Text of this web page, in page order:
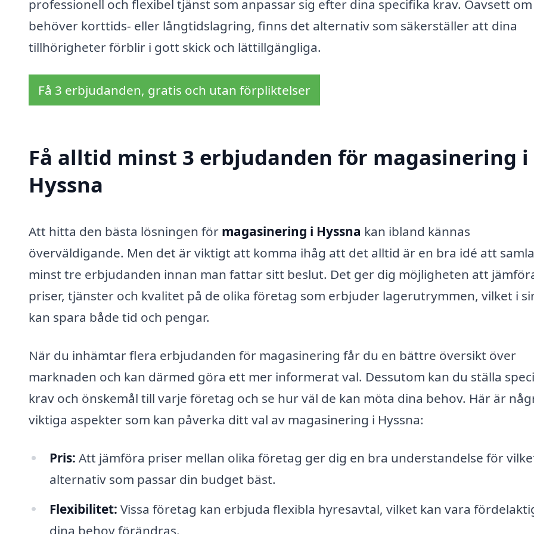
professionell och flexibel tjänst som anpassar sig efter dina specifika krav. Oavsett
behöver korttids- eller långtidslagring, finns det alternativ som säkerställer att dina
tillhörigheter förblir i gott skick och lättillgängliga.
Få 3 erbjudanden, gratis och utan förpliktelser
Få alltid minst 3 erbjudanden för magasinering i
Hyssna
Att hitta den bästa lösningen för magasinering i Hyssna kan ibland kännas
överväldigande. Men det är viktigt att komma ihåg att det alltid är en bra idé att
minst tre erbjudanden innan man fattar sitt beslut. Det ger dig möjligheten att
priser, tjänster och kvalitet på de olika företag som erbjuder lagerutrymmen, vilket i
kan spara både tid och pengar.
När du inhämtar flera erbjudanden för magasinering får du en bättre översikt över
marknaden och kan därmed göra ett mer informerat val. Dessutom kan du ställa
krav och önskemål till varje företag och se hur väl de kan möta dina behov. Här är
viktiga aspekter som kan påverka ditt val av magasinering i Hyssna:
Pris: Att jämföra priser mellan olika företag ger dig en bra understandelse för
alternativ som passar din budget bäst.
Flexibilitet: Vissa företag kan erbjuda flexibla hyresavtal, vilket kan vara
dina behov förändras.